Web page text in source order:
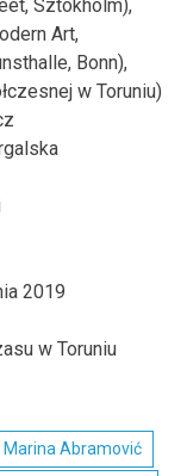
Sztokholm),
Art,
Bonn),
w Toruniu)
2019
w Toruniu
Marina Abramović